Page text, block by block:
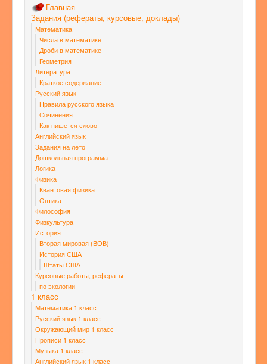
Главная
Задания (рефераты, курсовые, доклады)
Математика
Числа в математике
Дроби в математике
Геометрия
Литература
Краткое содержание
Русский язык
Правила русского языка
Сочинения
Как пишется слово
Английский язык
Задания на лето
Дошкольная программа
Логика
Физика
Квантовая физика
Оптика
Философия
Физкультура
История
Вторая мировая (ВОВ)
История США
Штаты США
Курсовые работы, рефераты
по экологии
1 класс
Математика 1 класс
Русский язык 1 класс
Окружающий мир 1 класс
Прописи 1 класс
Музыка 1 класс
Английский язык 1 класс